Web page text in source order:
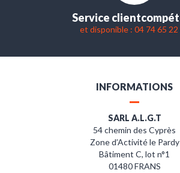
Service client
et disponible : 04 74 65 22
INFORMATIONS
SARL A.L.G.T
54 chemin des Cyprès
Zone d’Activité le Pardy
Bâtiment C, lot n°1
01480 FRANS